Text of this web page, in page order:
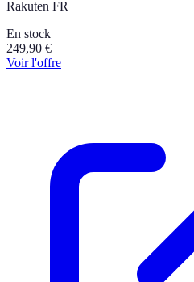
Rakuten FR
En stock
249,90 €
Voir l'offre